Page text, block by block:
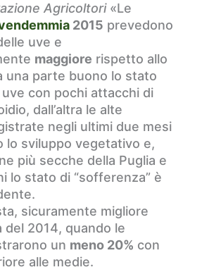
Agricoltori«Le
2015 prevedono
uve e
maggiore rispetto allo
una parte buono lo stato
uve con pochi attacchi di
dall’altra le alte
negli ultimi due mesi
lo sviluppo vegetativo e,
più secche della Puglia e
lo stato di “sofferenza” è
sicuramente migliore
del 2014, quando le
un meno 20% con
alle medie.